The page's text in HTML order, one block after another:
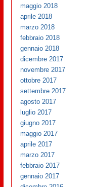
maggio 2018
aprile 2018
marzo 2018
febbraio 2018
gennaio 2018
dicembre 2017
novembre 2017
ottobre 2017
settembre 2017
agosto 2017
luglio 2017
giugno 2017
maggio 2017
aprile 2017
marzo 2017
febbraio 2017
gennaio 2017